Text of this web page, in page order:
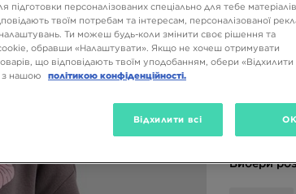
2199 ГРН
Доступні
Вибери
підготовки персоналізованих спеціально для тебе
твоїм потребам та інтересам, персоналізованої
Ти можеш будь-коли змінити своє рішення та
обравши «Налаштувати». Якщо не хочеш отримувати
що відповідають твоїм уподобанням, обери
з нашою
політикою конфіденційності.
Відхилити всі OK